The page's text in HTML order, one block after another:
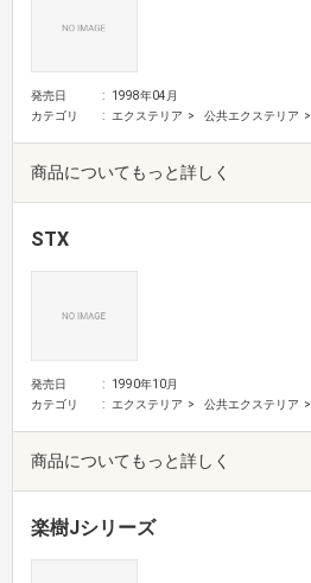
発売日
1998年04月
カテゴリ
エクステリア 公共エクステリア
商品についてもっと詳しく
STX
発売日
1990年10月
カテゴリ
エクステリア 公共エクステリア
商品についてもっと詳しく
楽樹Jシリーズ